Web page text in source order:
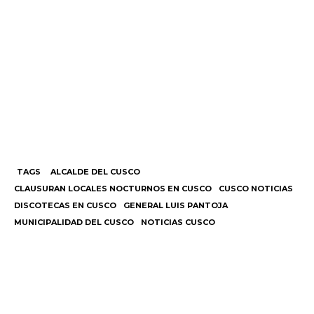
TAGS
ALCALDE DEL CUSCO
CLAUSURAN LOCALES NOCTURNOS EN CUSCO
CUSCO NOTICIAS
DISCOTECAS EN CUSCO
GENERAL LUIS PANTOJA
MUNICIPALIDAD DEL CUSCO
NOTICIAS CUSCO